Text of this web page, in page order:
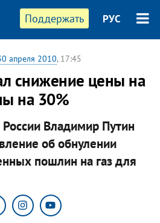
Поддержать РУС
апреля 2010, 17:45
снижение цены на
на 30%
Владимир Путин
об обнулении
пошлин на газ для